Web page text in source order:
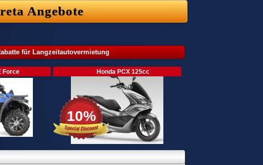
Angebote
für Langzeitautovermietung
Force
Honda PCX 125cc
10%